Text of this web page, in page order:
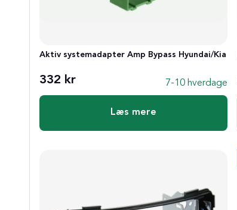
Aktiv systemadapter Amp Bypass Hyundai/Kia
332 kr 7-10 hverdage
Læs mere